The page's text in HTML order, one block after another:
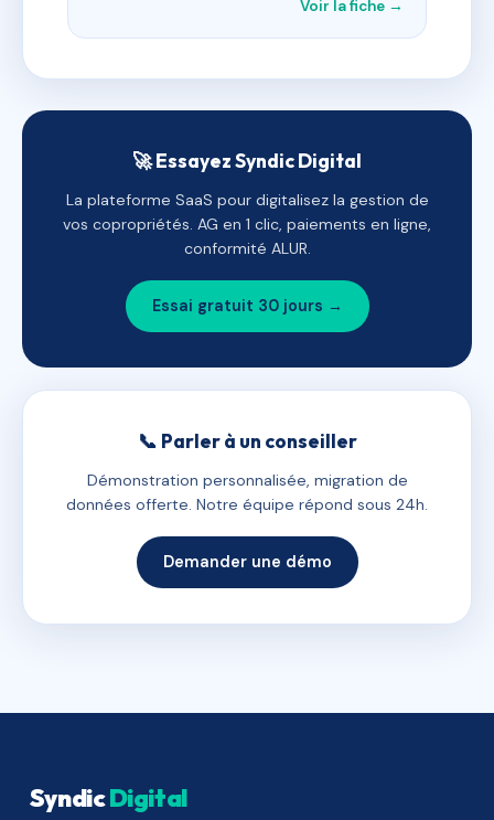
Voir la fiche →
🚀 Essayez Syndic Digital
La plateforme SaaS pour digitalisez la gestion de
vos copropriétés. AG en 1 clic, paiements en ligne,
conformité ALUR.
Essai gratuit 30 jours →
📞 Parler à un conseiller
Démonstration personnalisée, migration de
données offerte. Notre équipe répond sous 24h.
Demander une démo
SyndicDigital